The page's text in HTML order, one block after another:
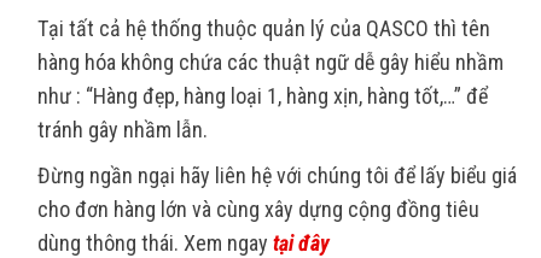
Tại tất cả hệ thống thuộc quản lý của QASCO thì tên
hàng hóa không chứa các thuật ngữ dễ gây hiểu nhầm
như : “Hàng đẹp, hàng loại 1, hàng xịn, hàng tốt,…” để
tránh gây nhầm lẫn.
Đừng ngần ngại hãy liên hệ với chúng tôi để lấy biểu giá
cho đơn hàng lớn và cùng xây dựng cộng đồng tiêu
dùng thông thái. Xem ngay tại đây